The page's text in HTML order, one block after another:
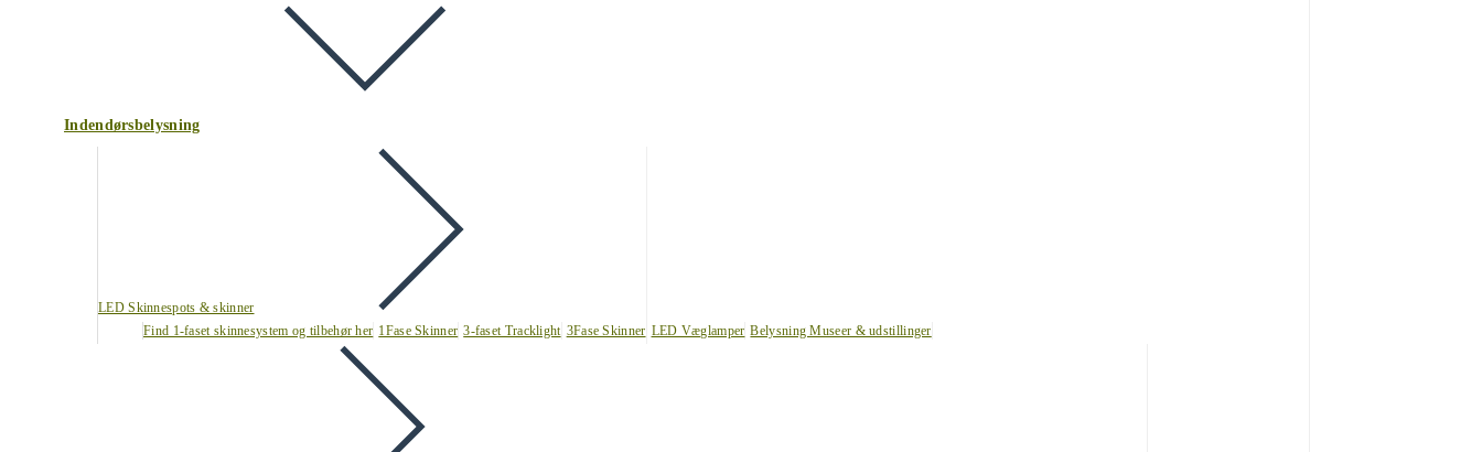
Indendørsbelysning
LED Skinnespots & skinner
Find 1-faset skinnesystem og tilbehør her 1Fase Skinner 3-faset Tracklight 3Fase Skinner LED Væglamper Belysning Museer & udstillinger